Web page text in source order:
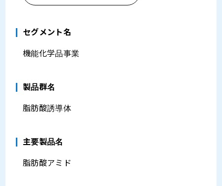
セグメント名
機能化学品事業
製品群名
脂肪酸誘導体
主要製品名
脂肪酸アミド